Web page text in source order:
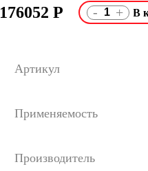
176052 Р - +
Артикул
Применяемость
Производитель